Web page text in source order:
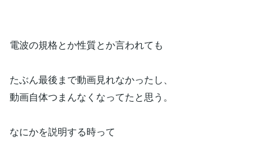
電波の規格とか性質とか言われても
たぶん最後まで動画見れなかったし、
動画自体つまんなくなってたと思う。
なにかを説明する時って